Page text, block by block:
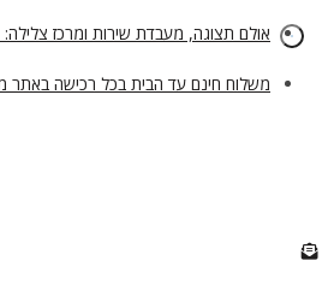
תצוגה, מעבדת שירות ומרכז צלילה: המרכבה 19 חולון
חינם עד הבית בכל רכישה באתר מעל 750 ₪ (פרט למיכלים)